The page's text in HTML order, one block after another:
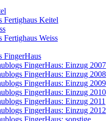
Fertighaus Keitel
Fertighaus Weiss
FingerHaus
FingerHaus: Einzug 2007
FingerHaus: Einzug 2008
FingerHaus: Einzug 2009
FingerHaus: Einzug 2010
FingerHaus: Einzug 2011
FingerHaus: Einzug 2012